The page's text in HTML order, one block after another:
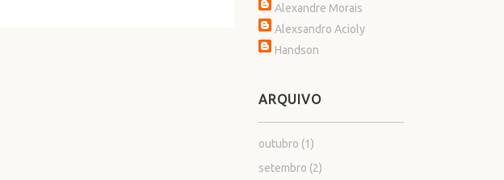
Alexandre Morais
Alexsandro Acioly
Handson
ARQUIVO
outubro (1)
setembro (2)